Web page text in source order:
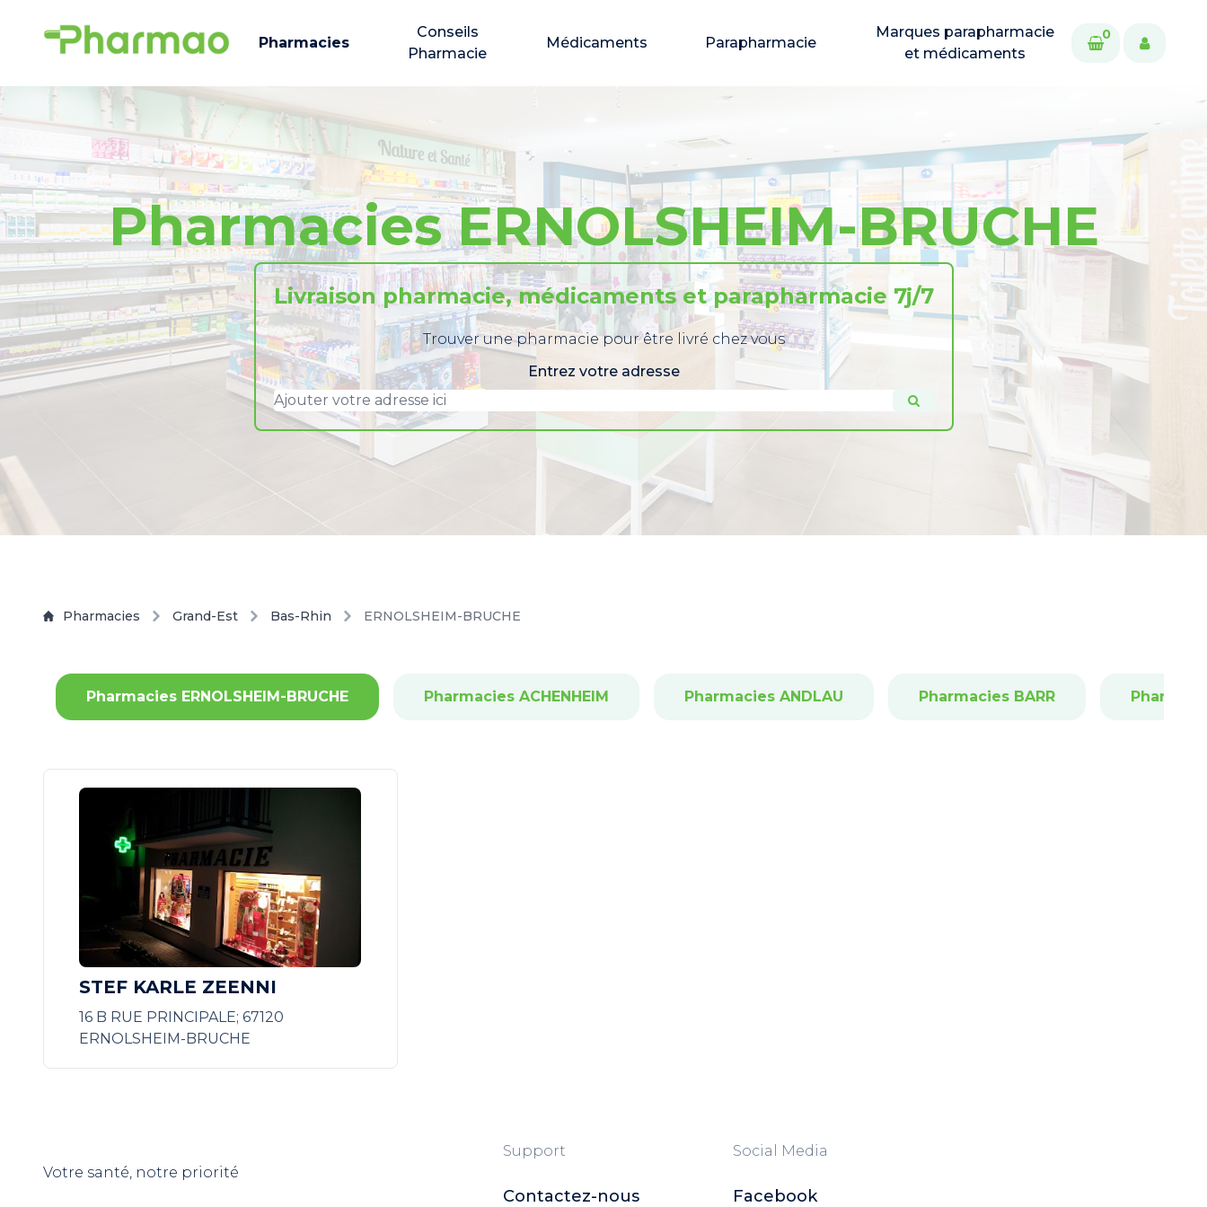
Pharmacies
Conseils
Pharmacie
Médicaments Parapharmacie
Marques parapharmacie
et médicaments
0
Pharmacies ERNOLSHEIM-BRUCHE
Livraison pharmacie, médicaments et parapharmacie 7j/7
Trouver une pharmacie pour être livré chez vous
Entrez votre adresse
Pharmacies Grand-Est Bas-Rhin ERNOLSHEIM-BRUCHE
Pharmacies ERNOLSHEIM-BRUCHE Pharmacies ACHENHEIM Pharmacies ANDLAU Pharmacies BARR
STEF KARLE ZEENNI
16 B RUE PRINCIPALE; 67120
ERNOLSHEIM-BRUCHE
Votre santé, notre priorité
Support
Contactez-nous
Social Media
Facebook